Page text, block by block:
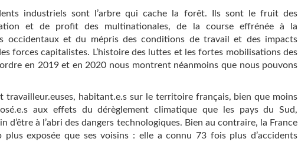
industriels sont l’arbre qui cache la forêt. Ils sont le fruit des
et de profit des multinationales, de la course effrénée à la
occidentaux et du mépris des conditions de travail et des impacts
forces capitalistes. L’histoire des luttes et les fortes mobilisations des
en 2019 et en 2020 nous montrent néanmoins que nous pouvons
travailleur.euses, habitant.e.s sur le territoire français, bien que moins
aux effets du dérèglement climatique que les pays du Sud,
d’être à l’abri des dangers technologiques. Bien au contraire, la France
plus exposée que ses voisins : elle a connu 73 fois plus d’accidents